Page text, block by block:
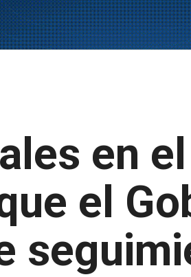
en el
el